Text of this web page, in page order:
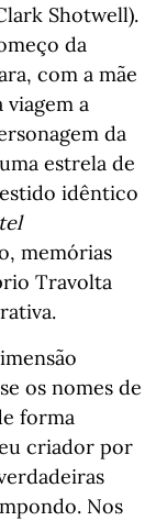
Shotwell).
da
com a mãe
a
da
estrela de
idêntico
memórias
Travolta
os nomes de
forma
criador por
Nos